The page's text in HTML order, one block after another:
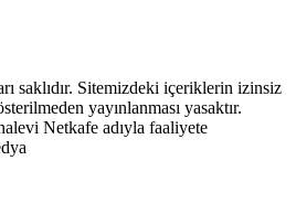
saklıdır. Sitemizdeki içeriklerin izinsiz
yayınlanması yasaktır.
Netkafe adıyla faaliyete